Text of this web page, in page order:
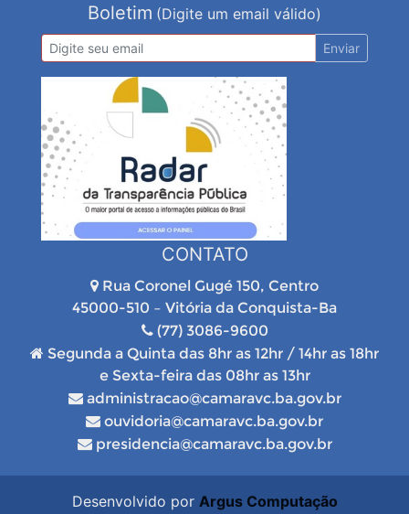
Boletim (Digite um email válido)
Enviar
CONTATO
Rua Coronel Gugé 150, Centro
45000-510 – Vitória da Conquista-Ba
(77) 3086-9600
Segunda a Quinta das 8hr as 12hr / 14hr as 18hr
e Sexta-feira das 08hr as 13hr
administracao@camaravc.ba.gov.br
ouvidoria@camaravc.ba.gov.br
presidencia@camaravc.ba.gov.br
Desenvolvido por Argus Computação